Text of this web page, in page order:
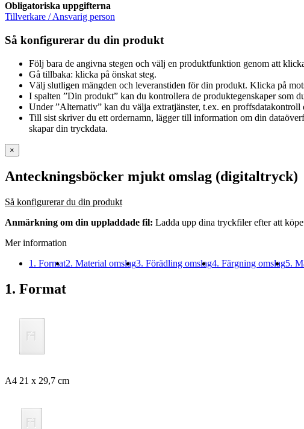
Obligatoriska uppgifterna
Tillverkare / Ansvarig person
Så konfigurerar du din produkt
Följ bara de angivna stegen och välj en produktfunktion genom att
Gå tillbaka: klicka på önskat steg.
Välj slutligen mängden och leveranstiden för din produkt. Klicka på
I spalten ”Din produkt” kan du kontrollera de produktegenskaper som
Under ”Alternativ” kan du välja extratjänster, t.ex. en
Till sist skriver du ett ordernamn, lägger till information om din
skapar din tryckdata.
×
Anteckningsböcker mjukt omslag (digitaltryck)
Så konfigurerar du din produkt
Anmärkning om din uppladdade fil: Ladda upp dina tryckfiler efter att
Mer information
1. Format2. Material omslag3. Förädling omslag4. Färgning omslag5.
1. Format
A4 21 x 29,7 cm